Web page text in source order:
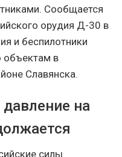
Сообщается
орудия Д-30 в
и беспилотники
объектам в
Славянска.
на
силы